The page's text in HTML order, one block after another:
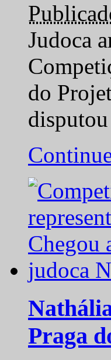
Judoca
do
Praga